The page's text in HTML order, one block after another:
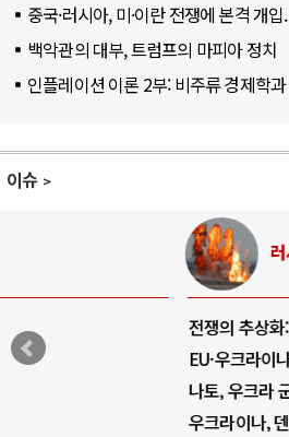
중국·러시아, 미·이란 전쟁에 본격 개입
백악관의 대부, 트럼프의 마피아 정치
인플레이션 이론 2부: 비주류 경제학과
이슈
러시아-우크라이나 전쟁
전쟁의 추상화: 우크라이나, 대리전의 역..
EU·우크라이나 드론 협력 직후, 러시아..
나토, 우크라 군사지원 2027년까지 공..
우크라이나, 덴마크, 에스토니아, 네덜란..